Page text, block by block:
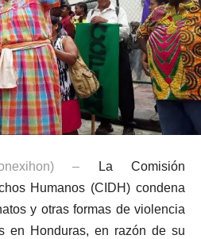
– La Comisión
Humanos (CIDH) condena
y otras formas de violencia
en Honduras, en razón de su